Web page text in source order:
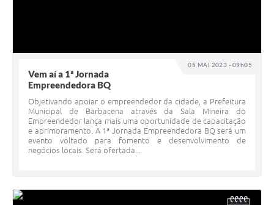
05 MAI 2023 - 09h05
Vem aí a 1ª Jornada
Empreendedora BQ
Objetivando apoiar o empreendedor da cidade, a Prefeitura
Municipal de Barbacena através da Sala Mineira do
Empreendedor lança mais uma oportunidade de capacitação
e aprimoramento. A 1ª Jornada Empreendedora BQ será um
evento voltado para fomento e desenvolvimento de
negócios locais. Será ofertada...